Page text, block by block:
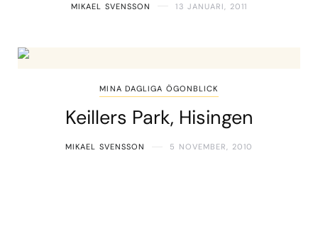
MIKAEL SVENSSON 13 JANUARI, 2011
MINA DAGLIGA ÖGONBLICK
Keillers Park, Hisingen
MIKAEL SVENSSON 5 NOVEMBER, 2010